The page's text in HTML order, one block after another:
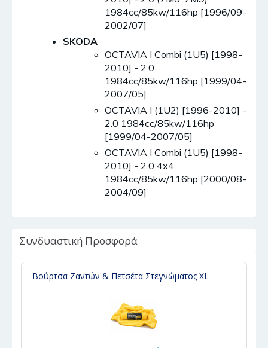
1984cc/85kw/116hp [1996/09-
2002/07]
SKODA
OCTAVIA I Combi (1U5) [1998-
2010] - 2.0
1984cc/85kw/116hp [1999/04-
2007/05]
OCTAVIA I (1U2) [1996-2010] -
2.0 1984cc/85kw/116hp
[1999/04-2007/05]
OCTAVIA I Combi (1U5) [1998-
2010] - 2.0 4x4
1984cc/85kw/116hp [2000/08-
2004/09]
Συνδυαστική Προσφορά
Βούρτσα Ζαντών & Πετσέτα Στεγνώματος XL